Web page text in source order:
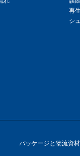
再
シ
パッケージと物流資